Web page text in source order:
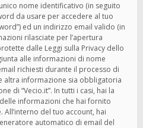
nome identificativo (in seguito
da usare per accedere al tuo
ed un indirizzo email valido (in
rilasciate per l’apertura
dalle Leggi sulla Privacy dello
alle informazioni di nome
richiesti durante il processo di
altra informazione sia obbligatoria
di “Vecio.it”. In tutti i casi, hai la
informazioni che hai fornito
del tuo account, hai
automatico di email del